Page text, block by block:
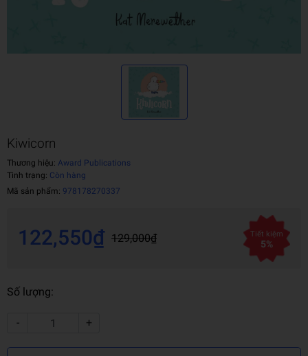
Kiwicorn
Thương hiệu: Award Publications
Tình trạng: Còn hàng
Mã sản phẩm: 978178270337
122,550₫ 129,000₫ Tiết kiệm
5%
Số lượng:
- +